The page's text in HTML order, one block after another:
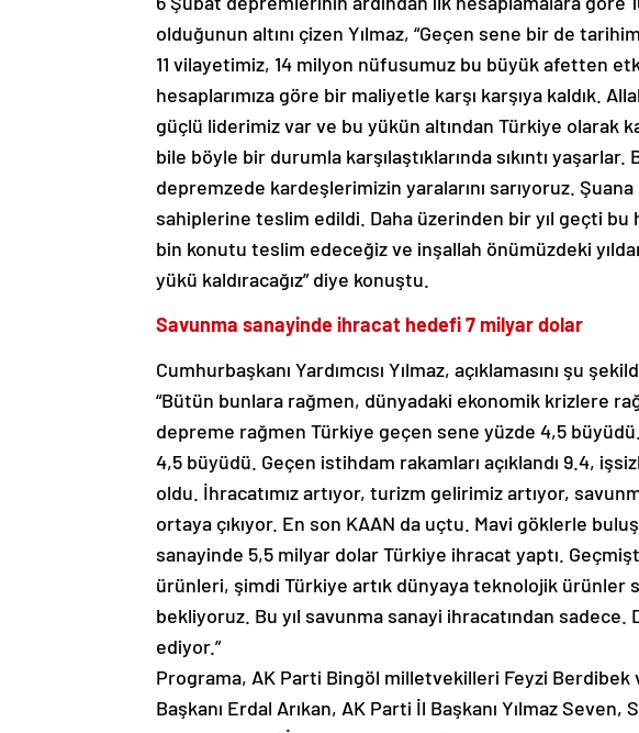
olduğunun altını çizen Yılmaz, “Geçen sene bir de
11 vilayetimiz, 14 milyon nüfusumuz bu büyük afetten
hesaplarımıza göre bir maliyetle karşı karşıya kaldık.
güçlü liderimiz var ve bu yükün altından Türkiye olarak
bile böyle bir durumla karşılaştıklarında sıkıntı
depremzede kardeşlerimizin yaralarını sarıyoruz.
sahiplerine teslim edildi. Daha üzerinden bir yıl geçti bu
bin konutu teslim edeceğiz ve inşallah önümüzdeki
yükü kaldıracağız” diye konuştu.
Savunma sanayinde ihracat hedefi 7 milyar dolar
Cumhurbaşkanı Yardımcısı Yılmaz, açıklamasını şu
“Bütün bunlara rağmen, dünyadaki ekonomik krizlere
depreme rağmen Türkiye geçen sene yüzde 4,5
4,5 büyüdü. Geçen istihdam rakamları açıklandı 9.4,
oldu. İhracatımız artıyor, turizm gelirimiz artıyor,
ortaya çıkıyor. En son KAAN da uçtu. Mavi göklerle
sanayinde 5,5 milyar dolar Türkiye ihracat yaptı.
ürünleri, şimdi Türkiye artık dünyaya teknolojik ürünler
bekliyoruz. Bu yıl savunma sanayi ihracatından sadece.
ediyor.”
Programa, AK Parti Bingöl milletvekilleri Feyzi
Başkanı Erdal Arıkan, AK Parti İl Başkanı Yılmaz